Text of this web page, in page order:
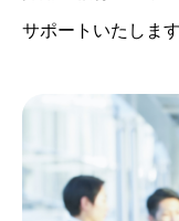
サポートいたします